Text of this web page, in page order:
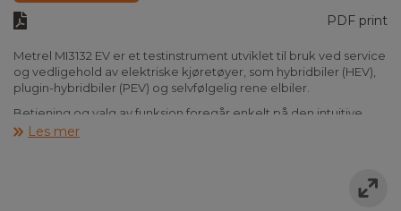
PDF print
Metrel MI3132 EV er et testinstrument utviklet til bruk ved service
og vedligehold av elektriske kjøretøyer, som hybridbiler (HEV),
plugin-hybridbiler (PEV) og selvfølgelig rene elbiler.
Betjening og valg av funksjon foregår enkelt på den intuitive
fargetouchskjermen, som også kan vise hjelpebilder av korrekt
av dokumentasjon med den medfølgende Metrel ES Manager-
Les mer